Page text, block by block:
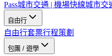
Pass城市交通 | 機場快線城市交
自由行
自由行套票行程策劃
包團 / 遊學